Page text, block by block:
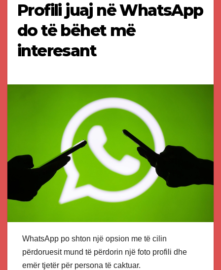
Profili juaj në WhatsApp
do të bëhet më
interesant
WhatsApp po shton një opsion me të cilin
përdoruesit mund të përdorin një foto profili dhe
emër tjetër për persona të caktuar.